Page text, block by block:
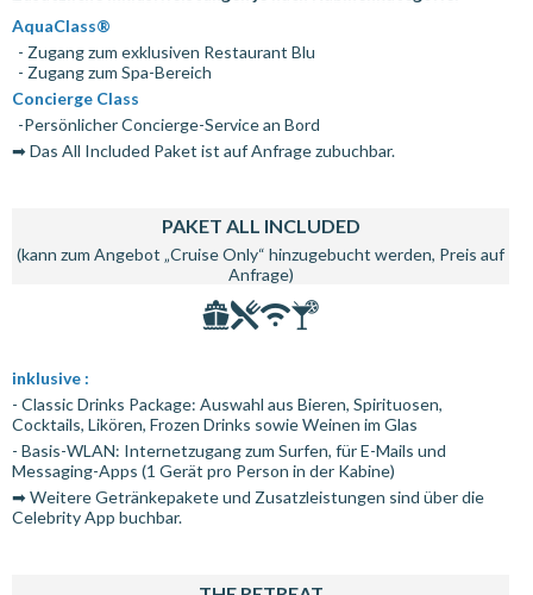
AquaClass®
- Zugang zum exklusiven Restaurant Blu
- Zugang zum Spa-Bereich
Concierge Class
-Persönlicher Concierge-Service an Bord
➡ Das All Included Paket ist auf Anfrage zubuchbar.
PAKET ALL INCLUDED
(kann zum Angebot „Cruise Only“ hinzugebucht werden, Preis auf
Anfrage)
inklusive :
- Classic Drinks Package: Auswahl aus Bieren, Spirituosen,
Cocktails, Likören, Frozen Drinks sowie Weinen im Glas
- Basis-WLAN: Internetzugang zum Surfen, für E-Mails und
Messaging-Apps (1 Gerät pro Person in der Kabine)
➡ Weitere Getränkepakete und Zusatzleistungen sind über die
Celebrity App buchbar.